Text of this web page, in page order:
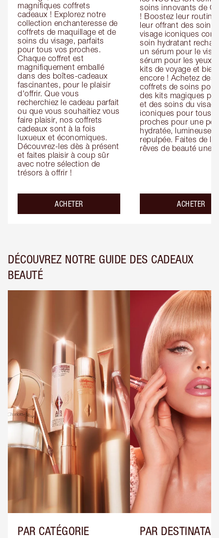
magnifiques coffrets
cadeaux ! Explorez notre
collection enchanteresse de
coffrets de maquillage et de
soins du visage, parfaits
pour tous vos proches.
Chaque coffret est
magnifiquement emballé
dans des boîtes-cadeaux
fascinantes, pour le plaisir
d'offrir. Que vous
recherchiez le cadeau parfait
ou que vous souhaitiez vous
faire plaisir, nos coffrets
cadeaux sont à la fois
luxueux et économiques.
Découvrez-les dès à présent
et faites plaisir à coup sûr
avec notre sélection de
trésors à offrir !
ACHETER
soins innovants de
! Boostez leur routine
leur offrant des soins
visage iconiques
soin hydratant
un sérum pour le
sérum pour les yeux,
kits de voyage et
encore ! Achetez des
coffrets de soins
des kits magiques
et des soins du visage
iconiques pour tous
proches pour une
hydratée, lumineuse
repulpée. Faites de
rêves de beauté une
ACHETER
DÉCOUVREZ NOTRE GUIDE DES CADEAUX
BEAUTÉ
PAR CATÉGORIE PAR